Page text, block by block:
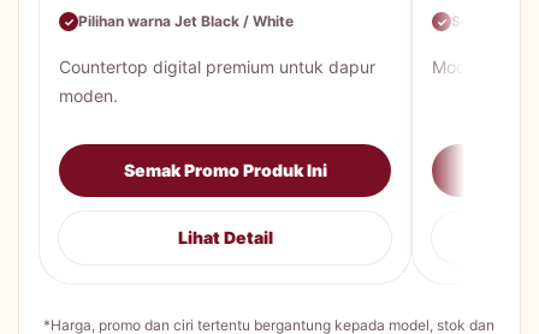
✓ Pilihan warna Jet Black / White
Countertop digital premium untuk dapur
moden.
Semak Promo Produk Ini
Lihat Detail
✓ Servis &
Model
*Harga, promo dan ciri tertentu bergantung kepada model, stok dan